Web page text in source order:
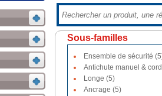
Sous-familles
Ensemble de sécurité
Antichute manuel &
Longe (5)
Ancrage (5)